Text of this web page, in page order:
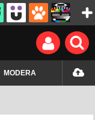
MODERA